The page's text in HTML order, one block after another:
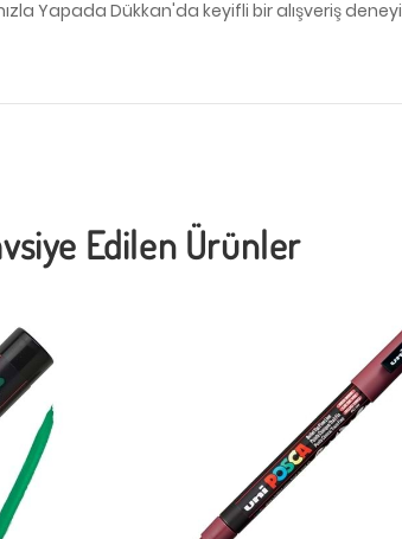
Yapada Dükkan'da keyifli bir alışveriş
Edilen Ürünler